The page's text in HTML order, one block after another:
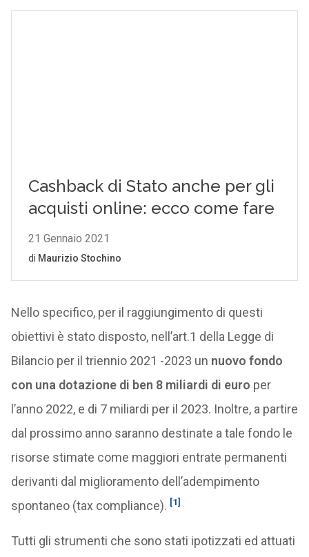
Nello specifico, per il raggiungimento di questi
obiettivi è stato disposto, nell’art.1 della Legge di
Bilancio per il triennio 2021 -2023 un nuovo fondo
con una dotazione di ben 8 miliardi di euro per
l’anno 2022, e di 7 miliardi per il 2023. Inoltre, a partire
dal prossimo anno saranno destinate a tale fondo le
risorse stimate come maggiori entrate permanenti
derivanti dal miglioramento dell’adempimento
spontaneo (tax compliance). [1]
Tutti gli strumenti che sono stati ipotizzati ed attuati